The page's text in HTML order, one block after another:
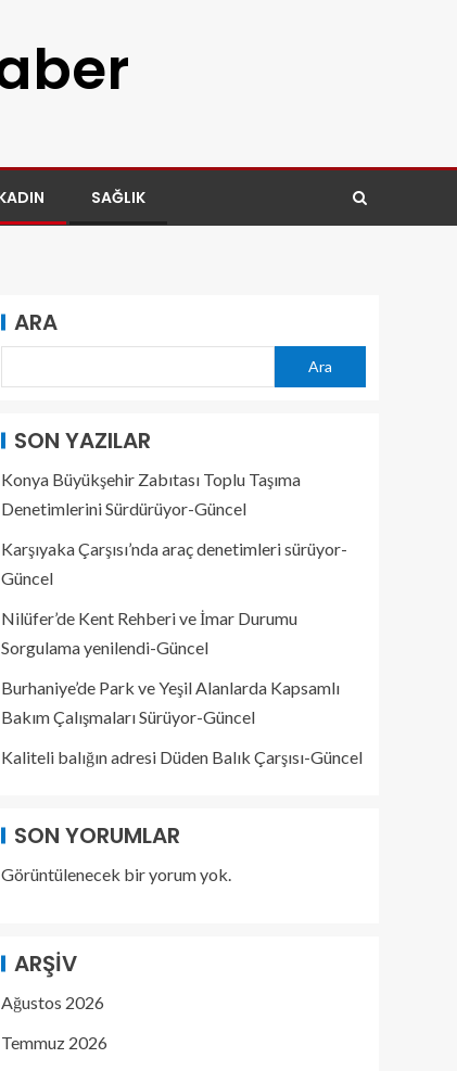
SAĞLIK
ARA
Ara
SON YAZILAR
Konya Büyükşehir Zabıtası Toplu Taşıma
Denetimlerini Sürdürüyor-Güncel
Karşıyaka Çarşısı’nda araç denetimleri sürüyor-
Güncel
Nilüfer’de Kent Rehberi ve İmar Durumu
Sorgulama yenilendi-Güncel
Burhaniye’de Park ve Yeşil Alanlarda Kapsamlı
Bakım Çalışmaları Sürüyor-Güncel
Kaliteli balığın adresi Düden Balık Çarşısı-Güncel
SON YORUMLAR
Görüntülenecek bir yorum yok.
ARŞIV
Ağustos 2026
Temmuz 2026